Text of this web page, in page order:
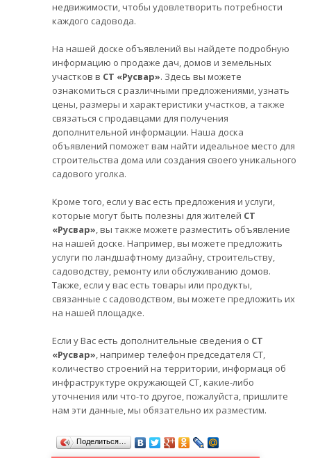
недвижимости, чтобы удовлетворить потребности
каждого садовода.
На нашей доске объявлений вы найдете подробную
информацию о продаже дач, домов и земельных
участков в СТ «Русвар». Здесь вы можете
ознакомиться с различными предложениями, узнать
цены, размеры и характеристики участков, а также
связаться с продавцами для получения
дополнительной информации. Наша доска
объявлений поможет вам найти идеальное место для
строительства дома или создания своего уникального
садового уголка.
Кроме того, если у вас есть предложения и услуги,
которые могут быть полезны для жителей СТ
«Русвар», вы также можете разместить объявление
на нашей доске. Например, вы можете предложить
услуги по ландшафтному дизайну, строительству,
садоводству, ремонту или обслуживанию домов.
Также, если у вас есть товары или продукты,
связанные с садоводством, вы можете предложить их
на нашей площадке.
Если у Вас есть дополнительные сведения о СТ
«Русвар», например телефон председателя СТ,
количество строений на территории, информаця об
инфраструктуре окружающей СТ, какие-либо
уточнения или что-то другое, пожалуйста, пришлите
нам эти данные, мы обязательно их разместим.
Поделиться…